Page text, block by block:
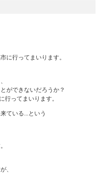
に行ってまいります。
ができないだろうか？
行ってまいります。
ている...という
、